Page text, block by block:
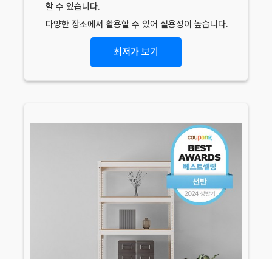
할 수 있습니다.
다양한 장소에서 활용할 수 있어 실용성이 높습니다.
최저가 보기